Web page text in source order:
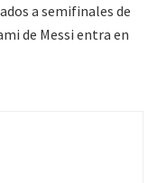
a semifinales de
de Messi entra en